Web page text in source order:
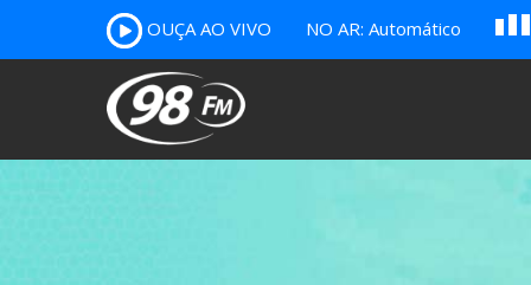
OUÇA AO VIVO NO AR: Automático B c